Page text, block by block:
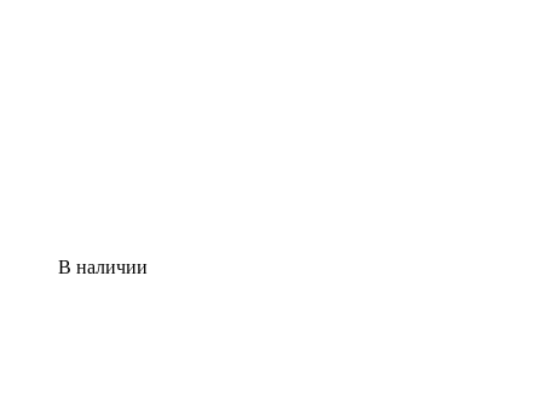
В наличии